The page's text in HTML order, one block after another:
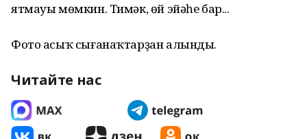
ятмауы мөмкин. Тимәк, өй эйәһе бар...
Фото асыҡ сығанаҡтарҙан алынды.
Читайте нас